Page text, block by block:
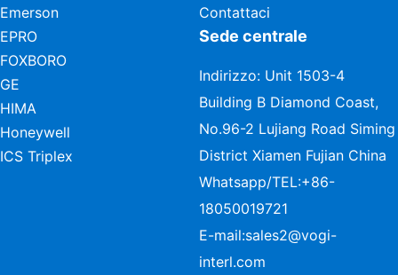
Emerson
EPRO
FOXBORO
GE
HIMA
Honeywell
ICS Triplex
Contattaci
Sede centrale
Indirizzo: Unit 1503-4
Building B Diamond Coast,
No.96-2 Lujiang Road Siming
District Xiamen Fujian China
Whatsapp/TEL:+86-
18050019721
E-mail:sales2@vogi-
interl.com